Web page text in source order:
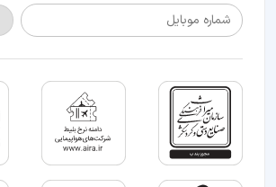
شماره موبایل